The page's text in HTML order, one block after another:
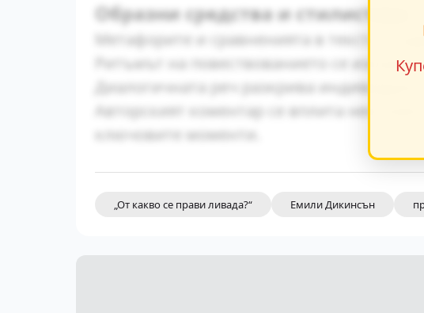
Образни средства и стилистика
Метафорите и сравненията в текста
Ритъмът на повествованието се
Диалогичната реч разкрива
Авторският коментар се вплита
ключовите моменти.
„От какво се прави ливада?“ Емили Дикинсън